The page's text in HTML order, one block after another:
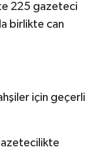
225 gazeteci
birlikte can
için geçerli